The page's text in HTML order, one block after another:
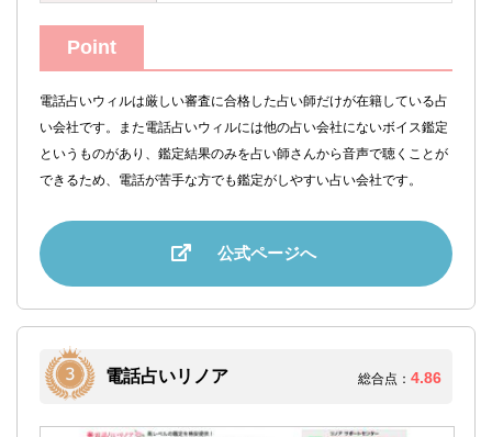
Point
電話占いウィルは厳しい審査に合格した占い師だけが在籍している占
い会社です。また電話占いウィルには他の占い会社にないボイス鑑定
というものがあり、鑑定結果のみを占い師さんから音声で聴くことが
できるため、電話が苦手な方でも鑑定がしやすい占い会社です。
公式ページへ
電話占いリノア 総合点： 4.86